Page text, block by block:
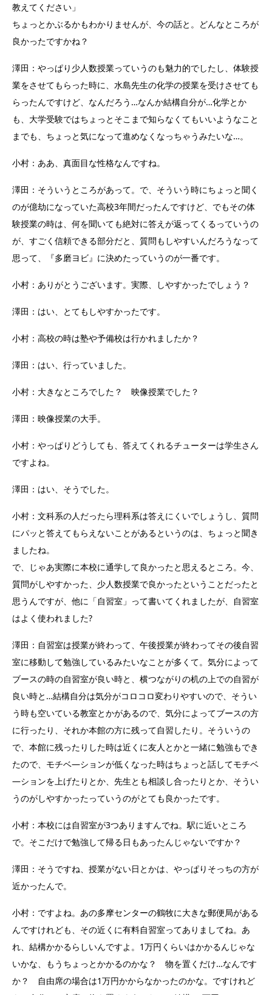
教えてください」
ちょっとかぶるかもわかりませんが、今の話と。どんなところが
良かったですかね？
澤田：やっぱり少人数授業っていうのも魅力的でしたし、体験授
業をさせてもらった時に、水島先生の化学の授業を受けさせても
らったんですけど、なんだろう…なんか結構自分が…化学とか
も、大学受験ではちょっとそこまで知らなくてもいいようなこと
までも、ちょっと気になって進めなくなっちゃうみたいな…。
小村：ああ、真面目な性格なんですね。
澤田：そういうところがあって。で、そういう時にちょっと聞く
のが億劫になっていた高校3年間だったんですけど、でもその体
験授業の時は、何を聞いても絶対に答えが返ってくるっていうの
が、すごく信頼できる部分だと、質問もしやすいんだろうなって
思って、『多磨ヨビ』に決めたっていうのが一番です。
小村：ありがとうございます。実際、しやすかったでしょう？
澤田：はい、とてもしやすかったです。
小村：高校の時は塾や予備校は行かれましたか？
澤田：はい、行っていました。
小村：大きなところでした？ 映像授業でした？
澤田：映像授業の大手。
小村：やっぱりどうしても、答えてくれるチューターは学生さん
ですよね。
澤田：はい、そうでした。
小村：文科系の人だったら理科系は答えにくいでしょうし、質問
にパッと答えてもらえないことがあるというのは、ちょっと聞き
ましたね。
で、じゃあ実際に本校に通学して良かったと思えるところ。今、
質問がしやすかった、少人数授業で良かったということだったと
思うんですが、他に「自習室」って書いてくれましたが、自習室
はよく使われました?
澤田：自習室は授業が終わって、午後授業が終わってその後自習
室に移動して勉強しているみたいなことが多くて。気分によって
ブースの時の自習室が良い時と、横つながりの机の上での自習が
良い時と…結構自分は気分がコロコロ変わりやすいので、そうい
う時も空いている教室とかがあるので、気分によってブースの方
に行ったり、それか本館の方に残って自習したり。そういうの
で、本館に残ったりした時は近くに友人とかと一緒に勉強もでき
たので、モチベ―ションが低くなった時はちょっと話してモチベ
―ションを上げたりとか、先生とも相談し合ったりとか、そうい
うのがしやすかったっていうのがとても良かったです。
小村：本校には自習室が3つありますんでね。駅に近いところ
で。そこだけで勉強して帰る日もあったんじゃないですか？
澤田：そうですね、授業がない日とかは、やっぱりそっちの方が
近かったんで。
小村：ですよね。あの多摩センターの鶴牧に大きな郵便局がある
んですけれども、その近くに有料自習室ってありましてね。あ
れ、結構かかるらしいんですよ。1万円くらいはかかるんじゃな
いかな、もうちょっとかかるのかな？ 物を置くだけ…なんです
か？ 自由席の場合は1万円かからなかったのかな。ですけれど